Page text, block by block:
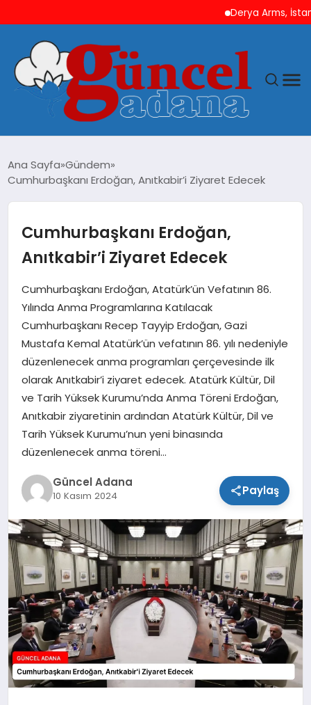
Derya Arms,
YAŞAM
MAGAZIN
Ana Sayfa Gündem
Cumhurbaşkanı Erdoğan, Anıtkabir’i Ziyaret Edecek
Cumhurbaşkanı Erdoğan,
Anıtkabir’i Ziyaret Edecek
Cumhurbaşkanı Erdoğan, Atatürk’ün Vefatının 86.
Yılında Anma Programlarına Katılacak
Cumhurbaşkanı Recep Tayyip Erdoğan, Gazi
Mustafa Kemal Atatürk’ün vefatının 86. yılı nedeniyle
düzenlenecek anma programları çerçevesinde ilk
olarak Anıtkabir’i ziyaret edecek. Atatürk Kültür, Dil
ve Tarih Yüksek Kurumu’nda Anma Töreni Erdoğan,
Anıtkabir ziyaretinin ardından Atatürk Kültür, Dil ve
Tarih Yüksek Kurumu’nun yeni binasında
düzenlenecek anma töreni…
Güncel Adana
10 Kasım 2024 Paylaş